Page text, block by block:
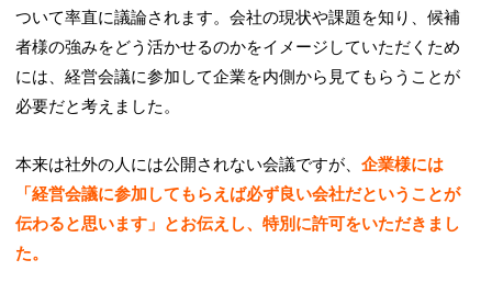
ついて率直に議論されます。会社の現状や課題を知り、候補
者様の強みをどう活かせるのかをイメージしていただくため
には、経営会議に参加して企業を内側から見てもらうことが
必要だと考えました。
本来は社外の人には公開されない会議ですが、企業様には
「経営会議に参加してもらえば必ず良い会社だということが
伝わると思います」とお伝えし、特別に許可をいただきまし
た。